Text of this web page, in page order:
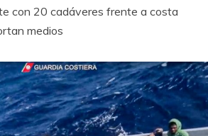
con 20 cadáveres frente a costa
medios